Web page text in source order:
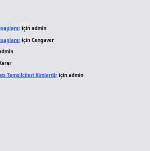
için admin
için Cengaver
Temsilcileri Kimlerdiriçin admin